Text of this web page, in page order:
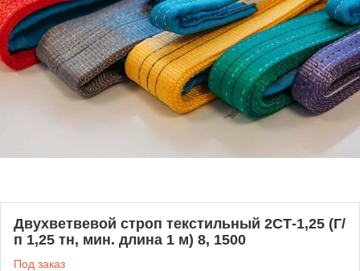
Двухветвевой строп текстильный 2СТ-1,25 (Г/
п 1,25 тн, мин. длина 1 м) 8, 1500
Под заказ